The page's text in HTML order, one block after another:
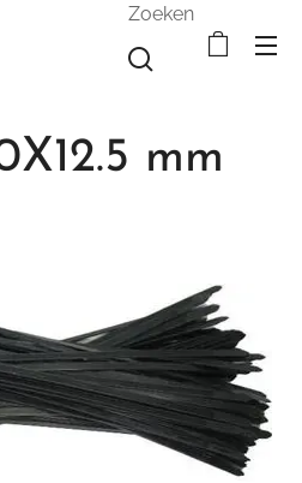
Zoeken
mm